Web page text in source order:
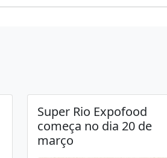
Super Rio Expofood
começa no dia 20 de
março